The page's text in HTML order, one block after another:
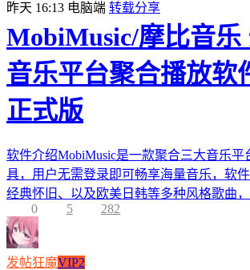
昨天 16:13 电脑端 转载分享
MobiMusic/摩比音乐
音乐平台聚合播放软
正式版
软件介绍MobiMusic是一款聚合三大音乐平
具，用户无需登录即可畅享海量音乐，软件
经典怀旧、以及欧美日韩等多种风格歌曲
0
5 282
发帖狂魔VIP2